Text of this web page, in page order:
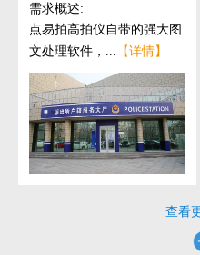
需求概述:
点易拍高拍仪自带的强大图
文处理软件，... 【详情】
查看